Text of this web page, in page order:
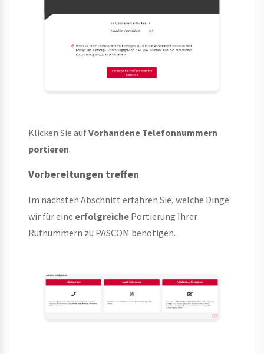
Klicken Sie aufVorhandene Telefonnummern
portieren.
Vorbereitungen treffen
Im nächsten Abschnitt erfahren Sie, welche Dinge
wir für eine erfolgreiche Portierung Ihrer
Rufnummern zu PASCOM benötigen.